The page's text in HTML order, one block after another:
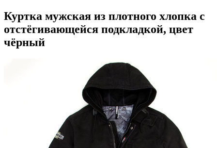
Куртка мужская из плотного хлопка с
отстёгивающейся подкладкой, цвет
чёрный